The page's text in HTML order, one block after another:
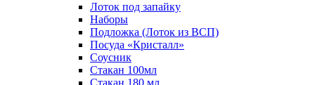
Лоток под запайку
Наборы
Подложка (Лоток из ВСП)
Посуда «Кристалл»
Соусник
Стакан 100мл
Стакан 180 мл